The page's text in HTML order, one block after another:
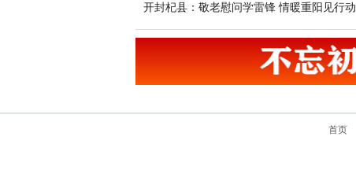
开封杞县：敬老慰问学雷锋 情暖重阳见行动
首页